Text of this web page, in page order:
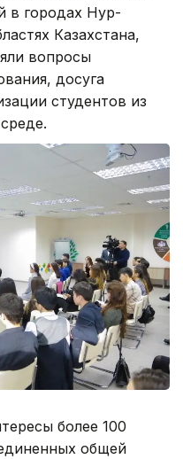
в городах Нур-
Казахстана,
вопросы
досуга
студентов из
более 100
общей